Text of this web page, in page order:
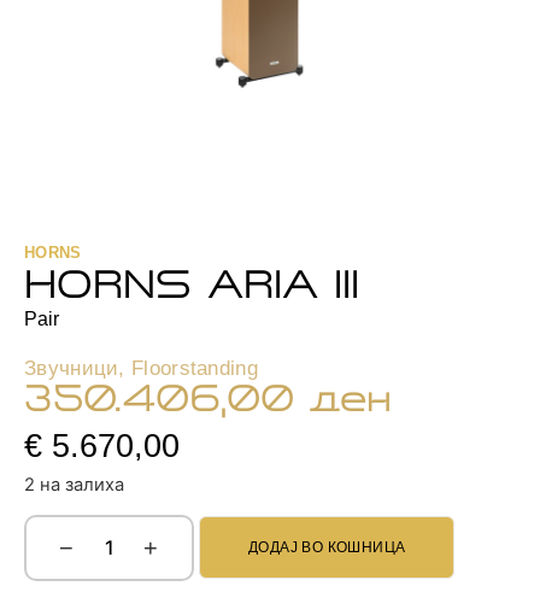
HORNS
HORNS ARIA III
Pair
Звучници, Floorstanding
350.406,00 ден
€ 5.670,00
2 на залиха
− + ДОДАЈ ВО КОШНИЦА